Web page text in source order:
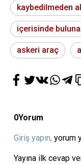
kaybedilmeden
içerisinde
askeri araç
0Yorum
Giriş yapın, yorum
Yayına ilk cevap